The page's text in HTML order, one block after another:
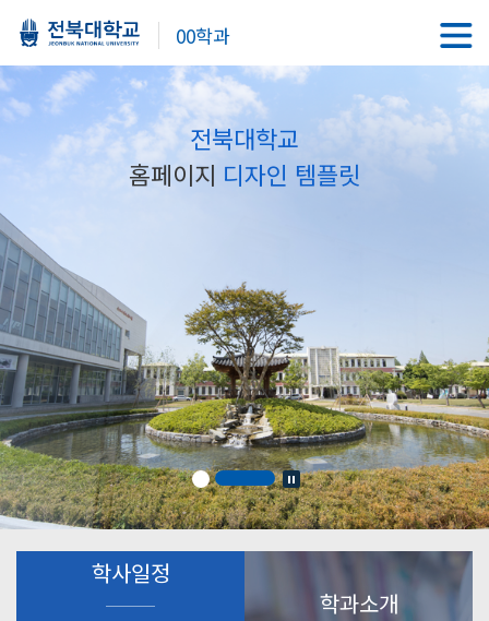
00학과
전북대학교
홈페이지 디자인 템플릿
학사일정
학과소개